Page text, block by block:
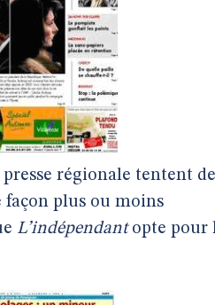
régionale tentent de
façon plus ou moins
L’indépendant opte pour